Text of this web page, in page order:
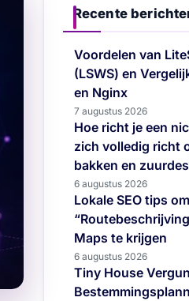
Recente
Voordelen van
(LSWS) en
en Nginx
7 augustus 2026
Hoe richt je een
zich volledig richt
bakken en
6 augustus 2026
Lokale SEO tips
Maps te krijgen
6 augustus 2026
Tiny House